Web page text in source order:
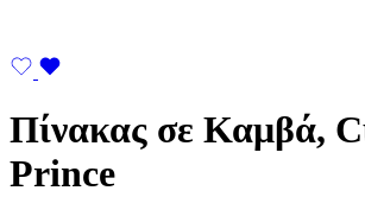
Πίνακας σε Καμβά,
Prince